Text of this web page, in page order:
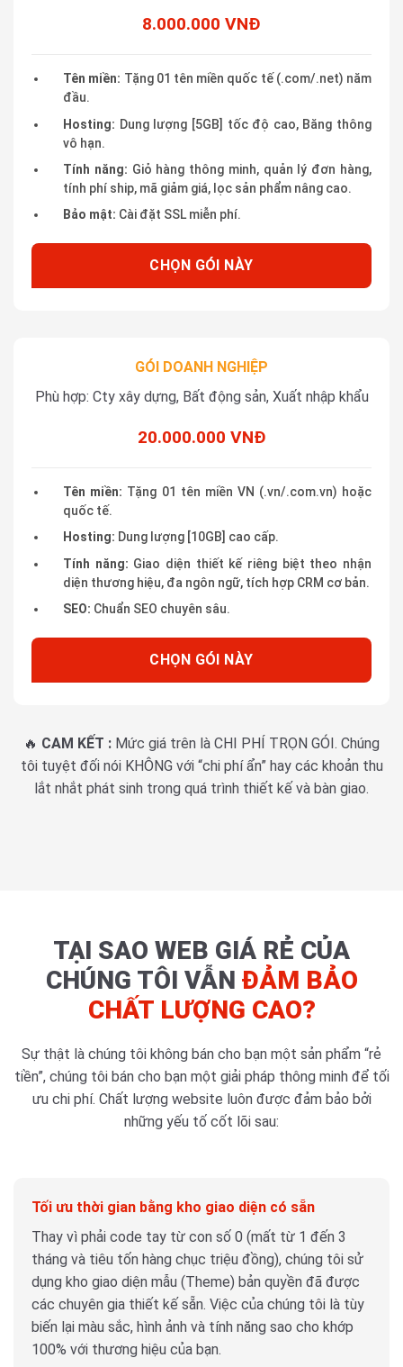
8.000.000 VNĐ
Tên miền: Tặng 01 tên miền quốc tế (.com/.net) năm
đầu.
Hosting: Dung lượng [5GB] tốc độ cao, Băng thông
vô hạn.
Tính năng: Giỏ hàng thông minh, quản lý đơn hàng,
tính phí ship, mã giảm giá, lọc sản phẩm nâng cao.
Bảo mật: Cài đặt SSL miễn phí.
CHỌN GÓI NÀY
GÓI DOANH NGHIỆP
Phù hợp: Cty xây dựng, Bất động sản, Xuất nhập khẩu
20.000.000 VNĐ
Tên miền: Tặng 01 tên miền VN (.vn/.com.vn) hoặc
quốc tế.
Hosting: Dung lượng [10GB] cao cấp.
Tính năng: Giao diện thiết kế riêng biệt theo nhận
diện thương hiệu, đa ngôn ngữ, tích hợp CRM cơ bản.
SEO: Chuẩn SEO chuyên sâu.
CHỌN GÓI NÀY
🔥 CAM KẾT : Mức giá trên là CHI PHÍ TRỌN GÓI. Chúng
tôi tuyệt đối nói KHÔNG với “chi phí ẩn” hay các khoản thu
lắt nhắt phát sinh trong quá trình thiết kế và bàn giao.
TẠI SAO WEB GIÁ RẺ CỦA
CHÚNG TÔI VẪN ĐẢM BẢO
CHẤT LƯỢNG CAO?
Sự thật là chúng tôi không bán cho bạn một sản phẩm “rẻ
tiền”, chúng tôi bán cho bạn một giải pháp thông minh để tối
ưu chi phí. Chất lượng website luôn được đảm bảo bởi
những yếu tố cốt lõi sau:
Tối ưu thời gian bằng kho giao diện có sẵn
Thay vì phải code tay từ con số 0 (mất từ 1 đến 3
tháng và tiêu tốn hàng chục triệu đồng), chúng tôi sử
dụng kho giao diện mẫu (Theme) bản quyền đã được
các chuyên gia thiết kế sẵn. Việc của chúng tôi là tùy
biến lại màu sắc, hình ảnh và tính năng sao cho khớp
100% với thương hiệu của bạn.